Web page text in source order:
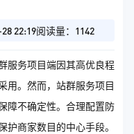
22:19阅读量：1142
服务项目端因其高优良程
用。然而，站群服务项目
障不确定性。合理配置防
商家数目的中心手段。